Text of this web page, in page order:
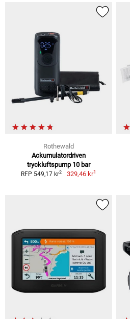
Rothewald
Ackumulatordriven
tryckluftspump 10 bar
RFP 549,17 kr2 329,46 kr1